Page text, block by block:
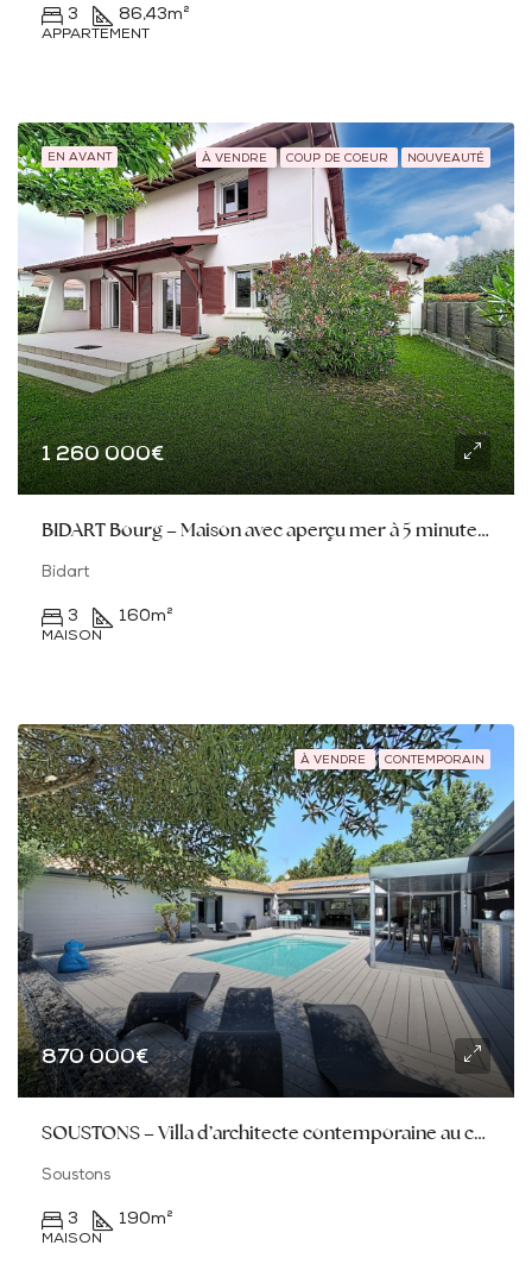
3 86,43m²
APPARTEMENT
EN AVANT À VENDRE COUP DE COEUR NOUVEAUTÉ
1 260 000€
BIDART Bourg – Maison avec aperçu mer à 5 minutes du centre
Bidart
3 160m²
MAISON
À VENDRE CONTEMPORAIN
870 000€
SOUSTONS – Villa d’architecte contemporaine au calme absolu à 600 m du lac
Soustons
3 190m²
MAISON